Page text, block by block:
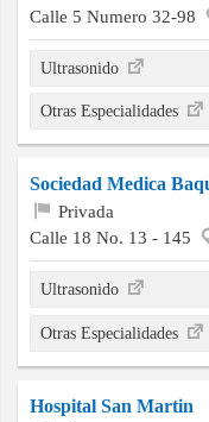
Calle 5 Numero 32-98
Ultrasonido
Otras Especialidades
Sociedad Medica
Privada
Calle 18 No. 13 - 145
Ultrasonido
Otras Especialidades
Hospital San Martin